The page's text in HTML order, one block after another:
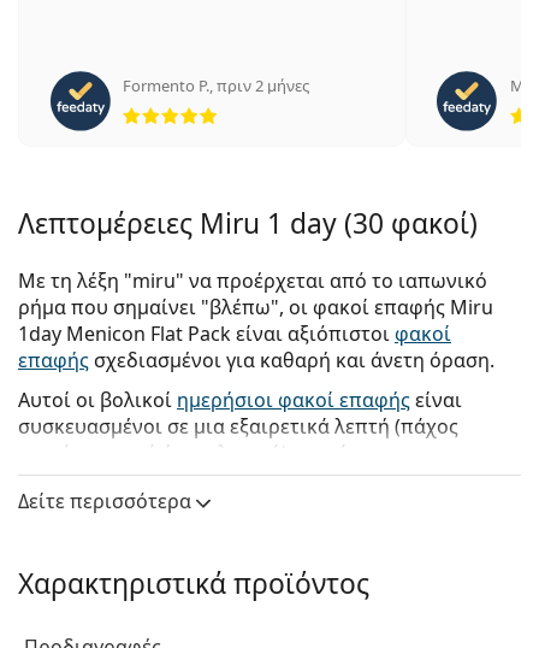
Formento P.,πριν 2 μήνες
5 αξιολογήσεις από 5
Λεπτομέρειες Miru 1 day (30 φακοί)
Με τη λέξη "miru" να προέρχεται από το ιαπωνικό
ρήμα που σημαίνει "βλέπω", οι φακοί επαφής Miru
1day Menicon Flat Pack είναι αξιόπιστοιφακοί
επαφήςσχεδιασμένοι για καθαρή και άνετη όραση.
Αυτοί οι βολικοί ημερήσιοι φακοί επαφήςείναι
συσκευασμένοι σε μια εξαιρετικά λεπτή (πάχος
μικρότερο από ένα χιλιοστό) και εύχρηστη
συσκευασία από φύλλο αλουμινίου. Οι φακοί επαφής
Miruχρησιμοποιούν τη μοναδική τεχνολογία Smart
ατομικής συσκευασίας κυψέλης, η εξωτερική πλευρά
έξω. Αυτό προάγει τη μειωμένη επαφή με την
Δείτε περισσότερα
Χαρακτηριστικά προϊόντος